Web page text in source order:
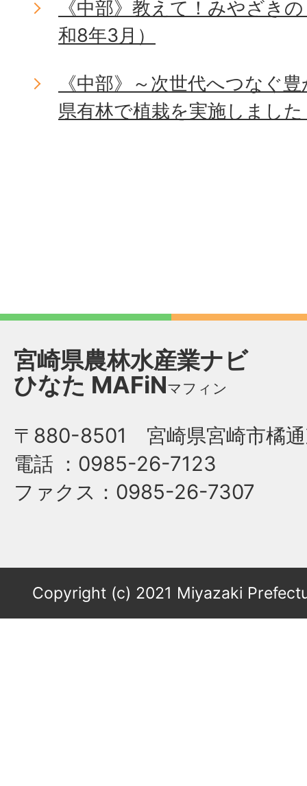
《中部》教えて！みやざき
和8年3月）
《中部》～次世代へつなぐ
県有林で植栽を実施しまし
宮崎県農林水産業ナビ
ひなた MAFiNマフィン
〒880-8501 宮崎県宮崎市橘通
電話 ：0985-26-7123
ファクス ：0985-26-7307
Copyright (c) 2021 Miyazaki